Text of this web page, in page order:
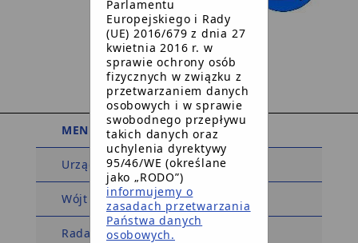
Urząd Gminy
w
Dziemianach
MENU PODMIOTOWE
Urząd Gminy
Wójt Gminy
Rada Gminy
Parlamentu
Europejskiego i Rady
(UE) 2016/679 z dnia 27
kwietnia 2016 r. w
sprawie ochrony osób
fizycznych w związku z
przetwarzaniem danych
osobowych i w sprawie
swobodnego przepływu
takich danych oraz
uchylenia dyrektywy
95/46/WE (określane
jako „RODO”)
informujemy o
zasadach przetwarzania
Państwa danych
osobowych.